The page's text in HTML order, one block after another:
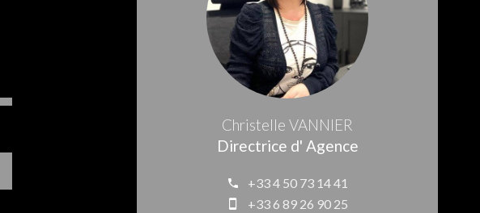
Christelle VANNIER
Directrice d' Agence
+33 4 50 73 14 41
+33 6 89 26 90 25